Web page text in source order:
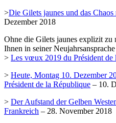
>Die Gilets jaunes und das
Dezember 2018
Ohne die Gilets jaunes explizit zu
Ihnen in seiner
> Les vœux 2019 du Président de
> Heute, Montag 10. Dezember
Président de la République – 10.
> Der Aufstand der Gelben
Frankreich – 28. November 2018